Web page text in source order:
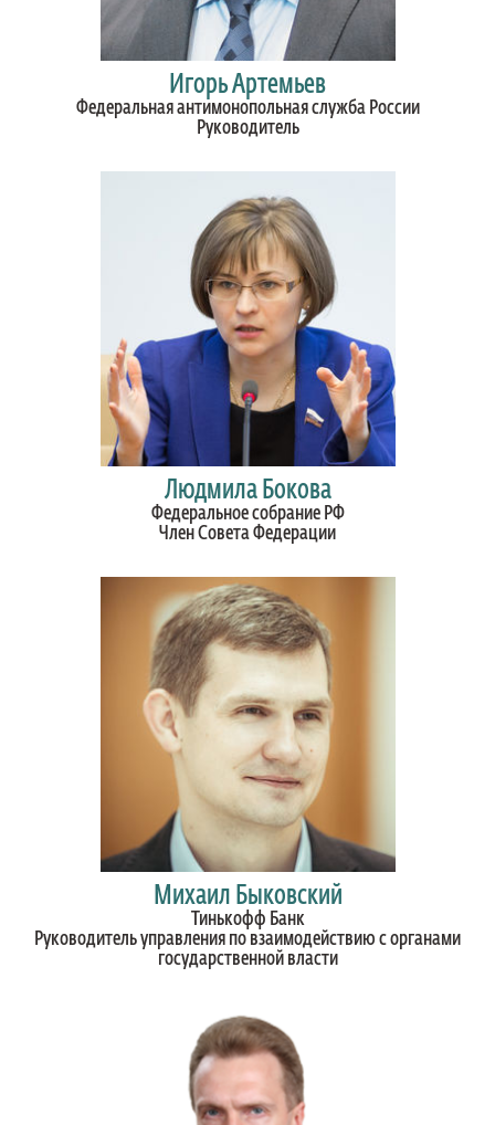
Игорь Артемьев
Федеральная антимонопольная служба России
Руководитель
Людмила Бокова
Федеральное собрание РФ
Член Совета Федерации
Михаил Быковский
Тинькофф Банк
Руководитель управления по взаимодействию с органами
государственной власти